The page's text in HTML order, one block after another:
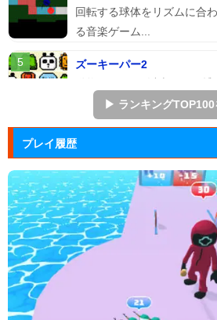
回転する球体をリズムに合
る音楽ゲーム...
ズーキーパー2
ぷよぷよ
ム。
マージェストキングダム
王国を再建すべく領土を拡
ションゲーム...
大乱闘スマッシュブラザーズ
任天堂の大乱闘スマッシュ
ムで再現した...
▶ ランキングTOP100
プレイ履歴